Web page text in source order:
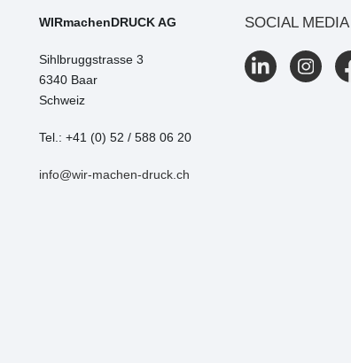
WIRmachenDRUCK AG
Sihlbruggstrasse 3
6340 Baar
Schweiz
Tel.: +41 (0) 52 / 588 06 20
info@wir-machen-druck.ch
SOCIAL MEDIA